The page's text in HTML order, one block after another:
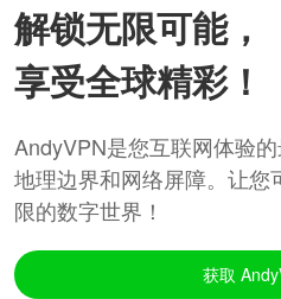
解锁无限可能，
享受全球精彩！
AndyVPN是您互联网体验
地理边界和网络屏障。让您
限的数字世界！
获取